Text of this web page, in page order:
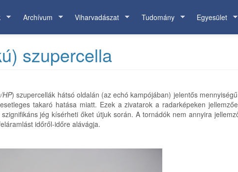
Archívum Viharvadászat Tudomány Egyesület
szupercella
HP) szupercellák hátsó oldalán (az echó kampójában) jelentős
takaró hatása miatt. Ezek a zivatarok a radarképeken
jég kísérheti őket útjuk során. A tornádók nem annyira
időről-időre alávágja.